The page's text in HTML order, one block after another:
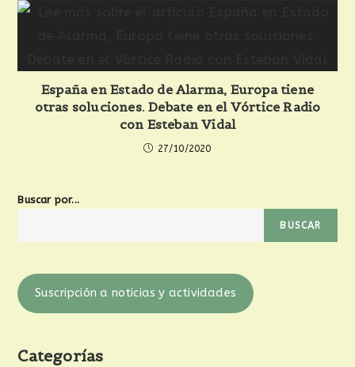
España en Estado de Alarma, Europa tiene
otras soluciones. Debate en el Vórtice Radio
con Esteban Vidal
27/10/2020
Buscar por...
BUSCAR
Suscripción a noticias y actividades
Categorías